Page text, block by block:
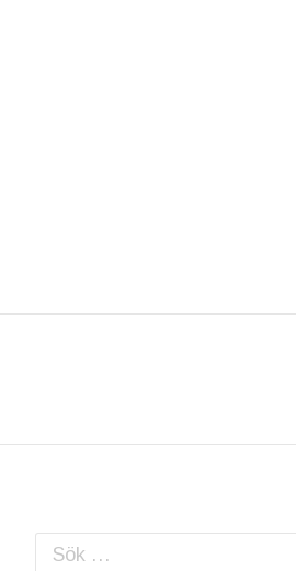
Sök efter: